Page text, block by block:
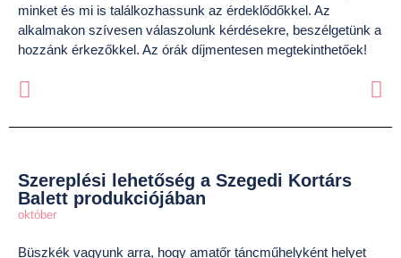
minket és mi is találkozhassunk az érdeklődőkkel. Az
alkalmakon szívesen válaszolunk kérdésekre, beszélgetünk a
hozzánk érkezőkkel. Az órák díjmentesen megtekinthetőek!
Szereplési lehetőség a Szegedi Kortárs
Balett produkciójában
október
Büszkék vagyunk arra, hogy amatőr táncműhelyként helyet